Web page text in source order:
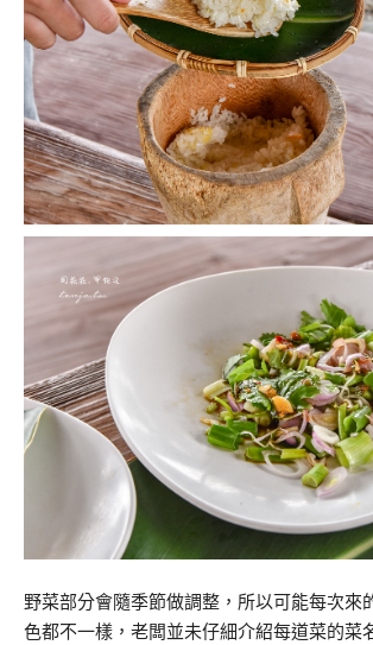
野菜部分會隨季節做調整，所以可能每次來
色都不一樣，老闆並未仔細介紹每道菜的菜